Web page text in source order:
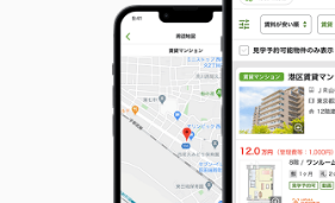
使用面積 -
岐阜県可児市広見
価 格
89万円
住 所
岐阜県可児市広見
物件種別 貸店舗
使用面積 621.75m²